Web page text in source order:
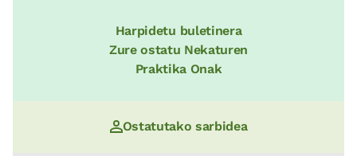
Harpidetu buletinera
Zure ostatu Nekaturen
Praktika Onak
Ostatutako sarbidea